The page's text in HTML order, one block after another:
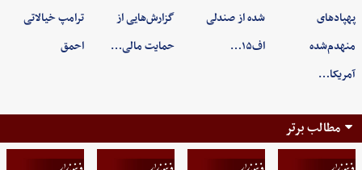
پهپادهای
منهدم‌شده
آمریکا…
شده از صندلی
اف۱۵…
گزارش‌هایی از
حمایت مالی…
ترامپ خیالاتی
احمق
مطالب برتر